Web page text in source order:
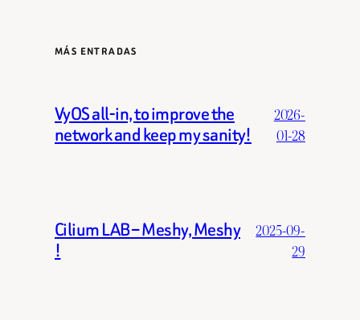
MÁS ENTRADAS
VyOS all-in, to improve the
network and keep my sanity!
2026-
01-28
Cilium LAB – Meshy, Meshy
!
2025-09-
29